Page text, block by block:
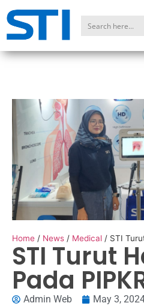
Home / News / Medical / STI
STI Turut
Pada
Admin Web May 3,